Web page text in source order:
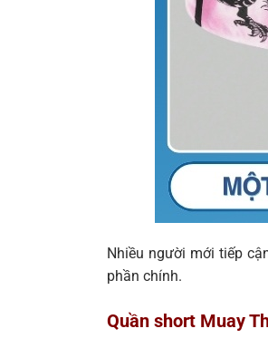
Nhiều người mới tiếp
phần chính.
Quần short Muay